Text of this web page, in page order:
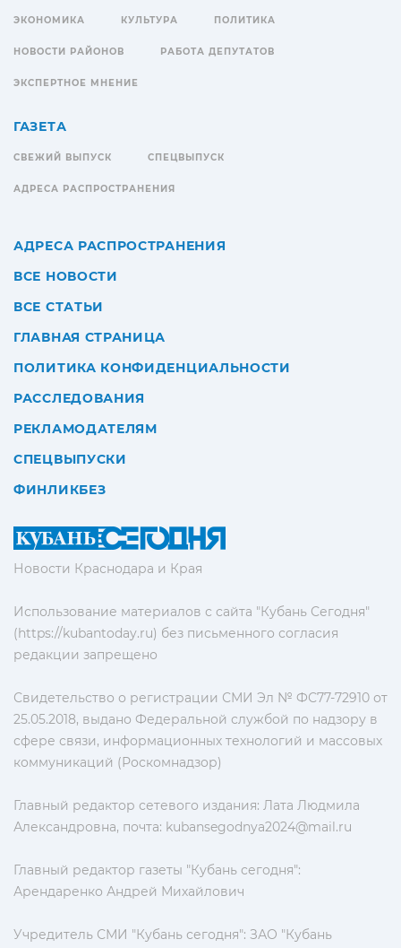
Новости Краснодара и Края
Использование материалов с сайта "Кубань Сегодня"
(https://kubantoday.ru) без письменного согласия
редакции запрещено
Свидетельство о регистрации СМИ Эл № ФС77-72910 от
25.05.2018, выдано Федеральной службой по надзору в
сфере связи, информационных технологий и массовых
коммуникаций (Роскомнадзор)
Главный редактор сетевого издания: Лата Людмила
Александровна, почта: kubansegodnya2024@mail.ru
Главный редактор газеты "Кубань сегодня":
Арендаренко Андрей Михайлович
Учредитель СМИ "Кубань сегодня": ЗАО "Кубань
ЭКОНОМИКА КУЛЬТУРА ПОЛИТИКА
НОВОСТИ РАЙОНОВ РАБОТА ДЕПУТАТОВ
ЭКСПЕРТНОЕ МНЕНИЕ
ГАЗЕТА
СВЕЖИЙ ВЫПУСК СПЕЦВЫПУСК
АДРЕСА РАСПРОСТРАНЕНИЯ
АДРЕСА РАСПРОСТРАНЕНИЯ
ВСЕ НОВОСТИ
ВСЕ СТАТЬИ
ГЛАВНАЯ СТРАНИЦА
ПОЛИТИКА КОНФИДЕНЦИАЛЬНОСТИ
РАССЛЕДОВАНИЯ
РЕКЛАМОДАТЕЛЯМ
СПЕЦВЫПУСКИ
ФИНЛИКБЕЗ